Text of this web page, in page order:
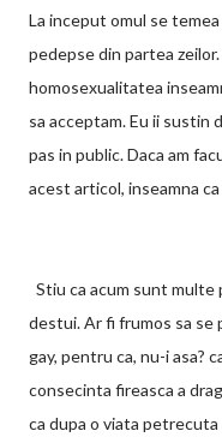
La inceput omul se
pedepse din partea
homosexualitatea
sa acceptam. Eu ii sustin
pas in public. Daca am
acest articol, inseamna
Stiu ca acum sunt multe
destui. Ar fi frumos sa
gay, pentru ca, nu-i asa?
consecinta fireasca a
ca dupa o viata